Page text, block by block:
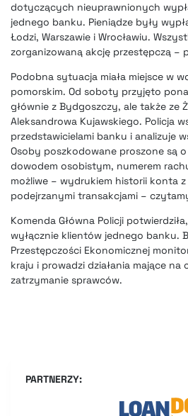
dotyczących nieuprawnionych
jednego banku. Pieniądze były
Łodzi, Warszawie i Wrocławiu.
zorganizowaną akcję przestępczą –
Podobna sytuacja miała miejsce w
pomorskim. Od soboty przyjęto
głównie z Bydgoszczy, ale także ze
Aleksandrowa Kujawskiego. Policja
przedstawicielami banku i analizuje
Osoby poszkodowane proszone są o
dowodem osobistym, numerem
możliwe – wydrukiem historii konta
podejrzanymi transakcjami –
Komenda Główna Policji
wyłącznie klientów jednego banku.
Przestępczości Ekonomicznej
kraju i prowadzi działania mające
zatrzymanie sprawców.
PARTNERZY: